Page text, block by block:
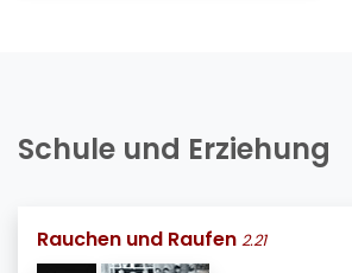
Schule und Erziehung
Rauchen und Raufen 2.21